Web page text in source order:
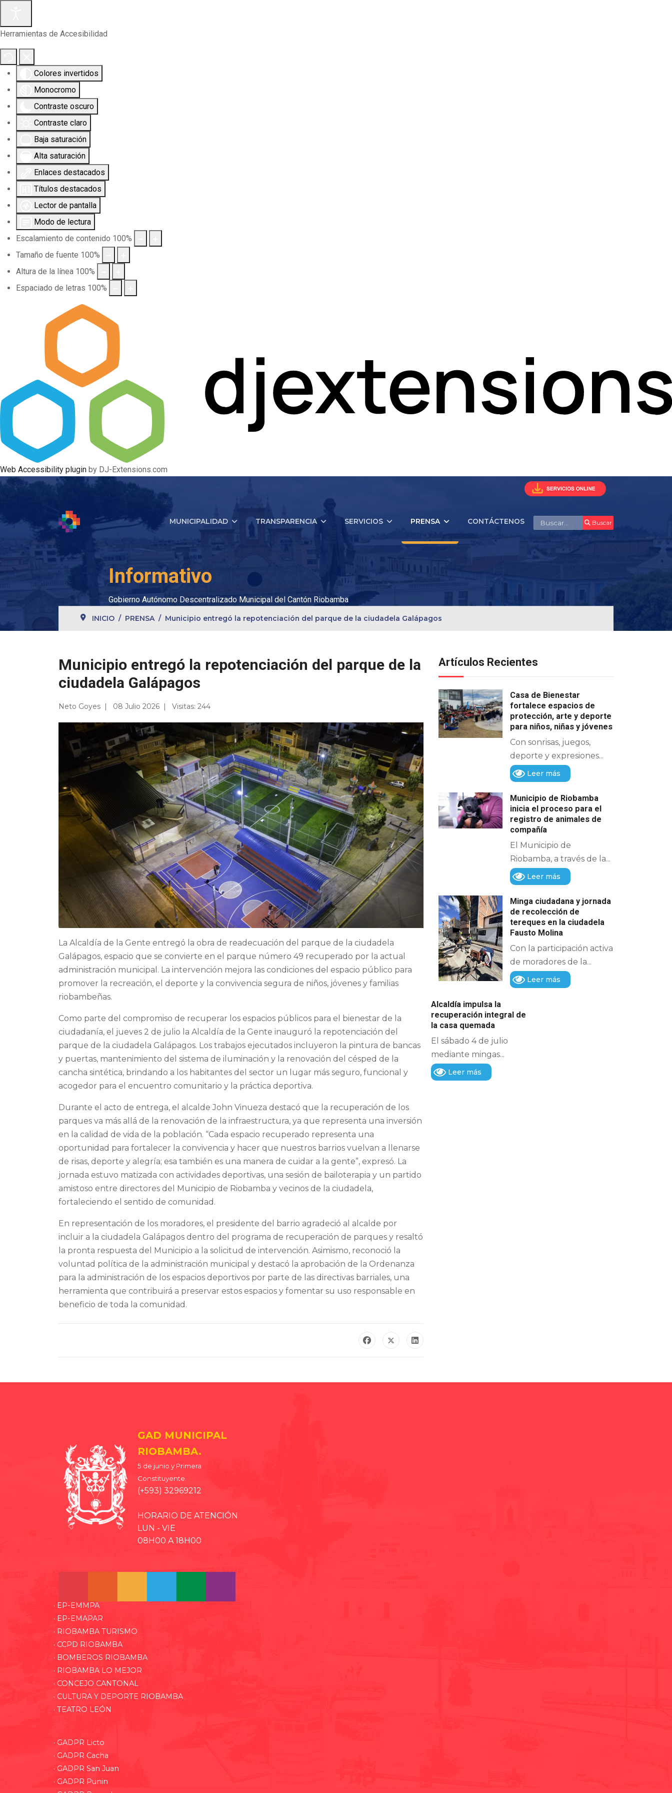
Herramientas de Accesibilidad
Colores invertidos
Monocromo
Contraste oscuro
Contraste claro
Baja saturación
Alta saturación
Enlaces destacados
Títulos destacados
Lector de pantalla
Modo de lectura
Escalamiento de contenido 100%
Tamaño de fuente 100%
Altura de la línea 100%
Espaciado de letras 100%
Web Accessibility plugin by DJ-Extensions.com
MUNICIPALIDAD TRANSPARENCIA SERVICIOS PRENSA CONTÁCTENOS Buscar Buscar
Informativo
Gobierno Autónomo Descentralizado Municipal del Cantón Riobamba
INICIO PRENSA Municipio entregó la repotenciación del parque de la ciudadela Galápagos
Municipio entregó la repotenciación del parque de la
ciudadela Galápagos
Neto Goyes 08 Julio 2026 Visitas: 244
La Alcaldía de la Gente entregó la obra de readecuación del parque de la ciudadela
Galápagos, espacio que se convierte en el parque número 49 recuperado por la actual
administración municipal. La intervención mejora las condiciones del espacio público para
promover la recreación, el deporte y la convivencia segura de niños, jóvenes y familias
riobambeñas.
Como parte del compromiso de recuperar los espacios públicos para el bienestar de la
ciudadanía, el jueves 2 de julio la Alcaldía de la Gente inauguró la repotenciación del
parque de la ciudadela Galápagos. Los trabajos ejecutados incluyeron la pintura de bancas
y puertas, mantenimiento del sistema de iluminación y la renovación del césped de la
cancha sintética, brindando a los habitantes del sector un lugar más seguro, funcional y
acogedor para el encuentro comunitario y la práctica deportiva.
Durante el acto de entrega, el alcalde John Vinueza destacó que la recuperación de los
parques va más allá de la renovación de la infraestructura, ya que representa una inversión
en la calidad de vida de la población. “Cada espacio recuperado representa una
oportunidad para fortalecer la convivencia y hacer que nuestros barrios vuelvan a llenarse
de risas, deporte y alegría; esa también es una manera de cuidar a la gente”, expresó. La
jornada estuvo matizada con actividades deportivas, una sesión de bailoterapia y un partido
amistoso entre directores del Municipio de Riobamba y vecinos de la ciudadela,
fortaleciendo el sentido de comunidad.
En representación de los moradores, el presidente del barrio agradeció al alcalde por
incluir a la ciudadela Galápagos dentro del programa de recuperación de parques y resaltó
la pronta respuesta del Municipio a la solicitud de intervención. Asimismo, reconoció la
voluntad política de la administración municipal y destacó la aprobación de la Ordenanza
para la administración de los espacios deportivos por parte de las directivas barriales, una
herramienta que contribuirá a preservar estos espacios y fomentar su uso responsable en
beneficio de toda la comunidad.
Artículos Recientes
Casa de Bienestar
fortalece espacios de
protección, arte y deporte
para niños, niñas y jóvenes
Con sonrisas, juegos,
deporte y expresiones...
Leer más
Municipio de Riobamba
inicia el proceso para el
registro de animales de
compañía
El Municipio de
Riobamba, a través de la...
Leer más
Minga ciudadana y jornada
de recolección de
tereques en la ciudadela
Fausto Molina
Con la participación activa
de moradores de la...
Leer más
Alcaldía impulsa la
recuperación integral de
la casa quemada
El sábado 4 de julio
mediante mingas...
Leer más
GAD MUNICIPAL
RIOBAMBA.
5 de junio y Primera
Constituyente.
(+593) 32969212
HORARIO DE ATENCIÓN
LUN - VIE
08H00 A 18H00
· EP-EMMPA
· EP-EMAPAR
· RIOBAMBA TURISMO
· CCPD RIOBAMBA
· BOMBEROS RIOBAMBA
· RIOBAMBA LO MEJOR
· CONCEJO CANTONAL
· CULTURA Y DEPORTE RIOBAMBA
· TEATRO LEÓN
· GADPR Licto
· GADPR Cacha
· GADPR San Juan
· GADPR Punin